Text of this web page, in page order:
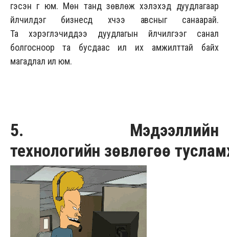
гэсэн үг юм. Мөн танд зөвлөж хэлэхэд дуудлагаар
үйлчилдэг бизнесүүд хүчээ авсныг санаарай.
Та хэрэглэчиддээ дуудлагын үйлчилгээг санал
болгосноор та бусдаас илүү их амжилттай байх
магадлал илүү юм.
5. Мэдээллийн
технологийн зөвлөгөө